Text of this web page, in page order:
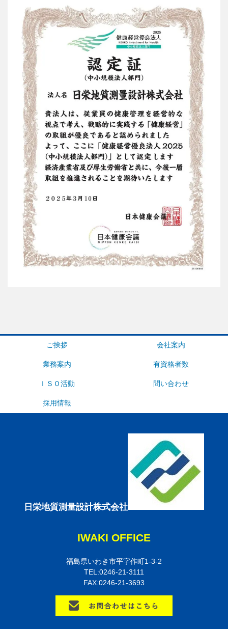
ご挨拶 会社案内
業務案内 有資格者数
ＩＳＯ活動 問い合わせ
採用情報
日栄地質測量設計株式会社
IWAKI OFFICE
福島県いわき市平字作町1-3-2
TEL:0246-21-3111
FAX:0246-21-3693